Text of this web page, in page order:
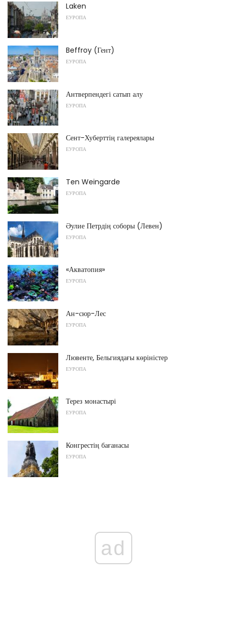
Laken
ЕУРОПА
Beffroy (Гент)
ЕУРОПА
Антверпендегі сатып алу
ЕУРОПА
Сент-Хуберттің галереялары
ЕУРОПА
Ten Weingarde
ЕУРОПА
Әулие Петрдің соборы (Левен)
ЕУРОПА
«Акватопия»
ЕУРОПА
Ан-сюр-Лес
ЕУРОПА
Лювенте, Бельгиядағы көріністер
ЕУРОПА
Терез монастырі
ЕУРОПА
Конгрестің бағанасы
ЕУРОПА
ad